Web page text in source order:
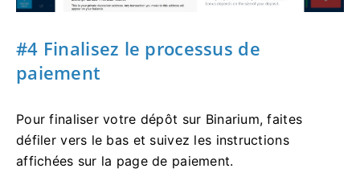
#4 Finalisez le processus de
paiement
Pour finaliser votre dépôt sur Binarium, faites
défiler vers le bas et suivez les instructions
affichées sur la page de paiement.